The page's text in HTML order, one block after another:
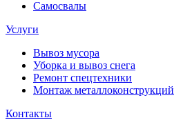
Самосвалы
Услуги
Вывоз мусора
Уборка и вывоз снега
Ремонт спецтехники
Монтаж металлоконструкций
Контакты